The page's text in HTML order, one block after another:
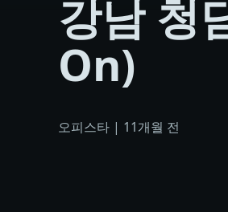
강남 청
On)
오피스타 | 11개월 전